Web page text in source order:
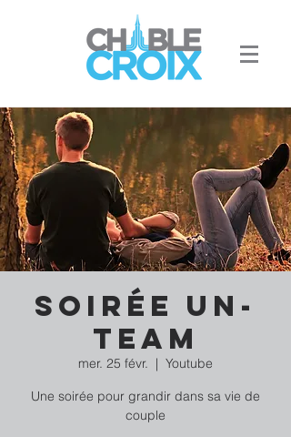
Soirée Un-
team
mer. 25 févr.
  |
Youtube
Une soirée pour grandir dans sa vie de
couple